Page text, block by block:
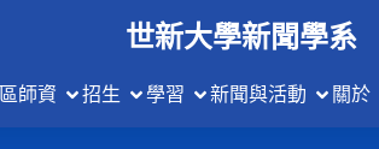
世新大學新聞學系
師資 招生 學習 新聞與活動 關於